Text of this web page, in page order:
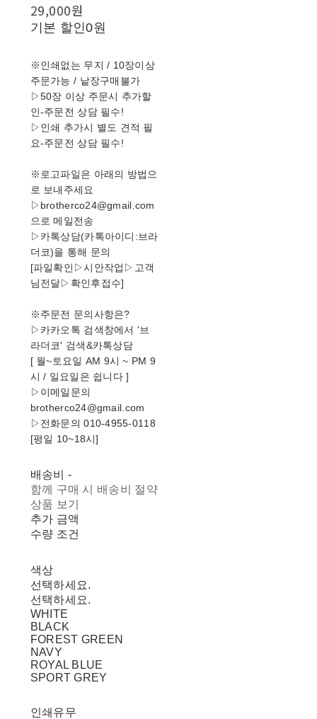
29,000원
기본 할인0원
※인쇄없는 무지 / 10장이상
주문가능 / 낱장구매불가
▷50장 이상 주문시 추가할
인-주문전 상담 필수!
▷인쇄 추가시 별도 견적 필
요-주문전 상담 필수!
※로고파일은 아래의 방법으
로 보내주세요
▷brotherco24@gmail.com
으로 메일전송
▷카톡상담(카톡아이디:브라
더코)을 통해 문의
[파일확인▷시안작업▷고객
님전달▷확인후접수]
※주문전 문의사항은?
▷카카오톡 검색창에서 '브
라더코' 검색&카톡상담
[ 월~토요일 AM 9시 ~ PM 9
시 / 일요일은 쉽니다 ]
▷이메일문의
brotherco24@gmail.com
▷전화문의 010-4955-0118
[평일 10~18시]
배송비 -
함께 구매 시 배송비 절약
상품 보기
추가 금액
수량 조건
색상
선택하세요.
선택하세요.
WHITE
BLACK
FOREST GREEN
NAVY
ROYAL BLUE
SPORT GREY
인쇄유무